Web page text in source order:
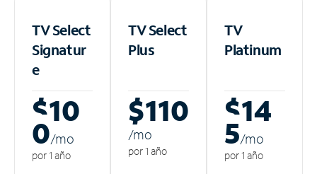
TV Select
Signatur
e
$10
0/mo
por 1 año
TV Select
Plus
$110
/mo
por 1 año
TV
Platinum
$14
5/mo
por 1 año